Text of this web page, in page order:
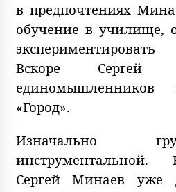
в предпочтениях
обучение в училище,
Вскоре Сергей
единомышленников
«Город».
Изначально
Сергей Минаев уже